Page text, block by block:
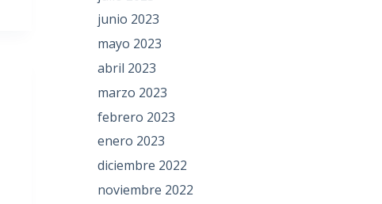
junio 2023
mayo 2023
abril 2023
marzo 2023
febrero 2023
enero 2023
diciembre 2022
noviembre 2022